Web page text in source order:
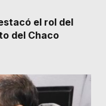
el rol del
del Chaco